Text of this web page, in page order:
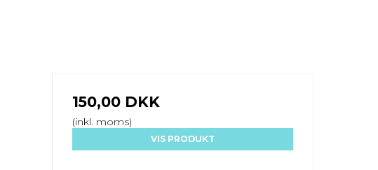
150,00 DKK
(inkl. moms)
VIS PRODUKT